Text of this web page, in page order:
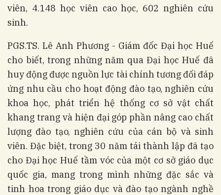
viên, 4.148 học viên cao học, 602 nghiên cứu
sinh.
PGS.TS. Lê Anh Phương - Giám đốc Đại học Huế
cho biết, trong những năm qua Đại học Huế đã
huy động được nguồn lực tài chính tương đối đáp
ứng nhu cầu cho hoạt động đào tạo, nghiên cứu
khoa học, phát triển hệ thống cơ sở vật chất
khang trang và hiện đại góp phần nâng cao chất
lượng đào tạo, nghiên cứu của cán bộ và sinh
viên. Đặc biệt, trong 30 năm tái thành lập đã tạo
cho Đại học Huế tầm vóc của một cơ sở giáo dục
quốc gia, mang trong mình những đặc sắc và
tinh hoa trong giáo dục và đào tạo ngành nghề